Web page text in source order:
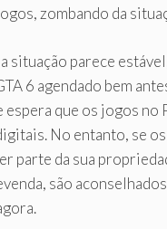
zombando da
situação parece
6 agendado bem
espera que os jogos no
No entanto, se
parte da sua
são